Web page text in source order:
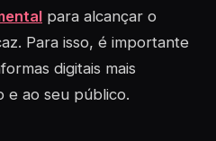
para alcançar o
Para isso, é importante
digitais mais
e ao seu público.